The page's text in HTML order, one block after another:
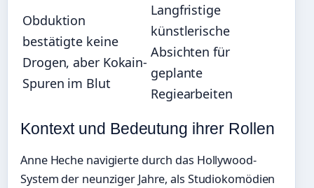
Obduktion
bestätigte keine
Drogen, aber Kokain-
Spuren im Blut
Langfristige
künstlerische
Absichten für
geplante
Regiearbeiten
Kontext und Bedeutung ihrer Rollen
Anne Heche navigierte durch das Hollywood-
System der neunziger Jahre, als Studiokomödien